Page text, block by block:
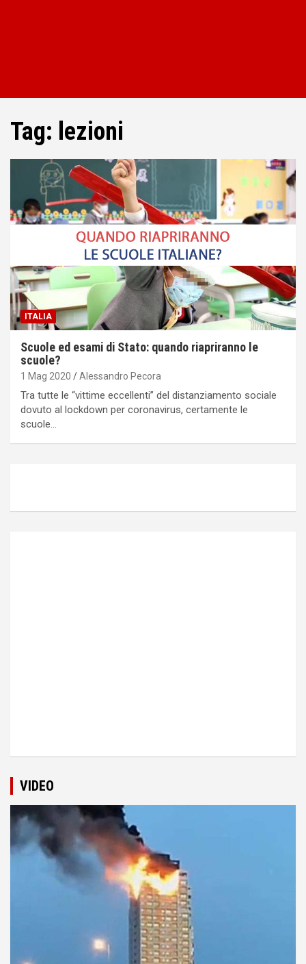
Tag: lezioni
ITALIA
Scuole ed esami di Stato: quando riapriranno le
scuole?
1 Mag 2020 Alessandro Pecora
Tra tutte le “vittime eccellenti” del distanziamento sociale
dovuto al lockdown per coronavirus, certamente le
scuole…
VIDEO